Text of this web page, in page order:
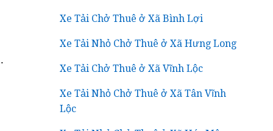
Xe Tải Chở Thuê ở Xã Bình Lợi
Xe Tải Nhỏ Chở Thuê ở Xã Hưng Long
Xe Tải Chở Thuê ở Xã Vĩnh Lộc
Xe Tải Nhỏ Chở Thuê ở Xã Tân Vĩnh
Lộc